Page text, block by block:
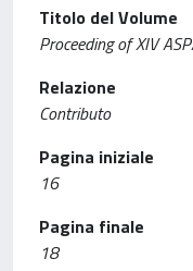
Titolo del Volume
Proceeding of XIV
Relazione
Contributo
Pagina iniziale
16
Pagina finale
18